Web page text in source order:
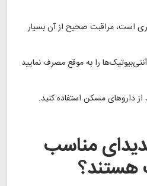
است، مراقبت صحیح از آن بسیار
را به موقع مصرف نمایید.
داروهای مسکن استفاده کنید.
مناسب